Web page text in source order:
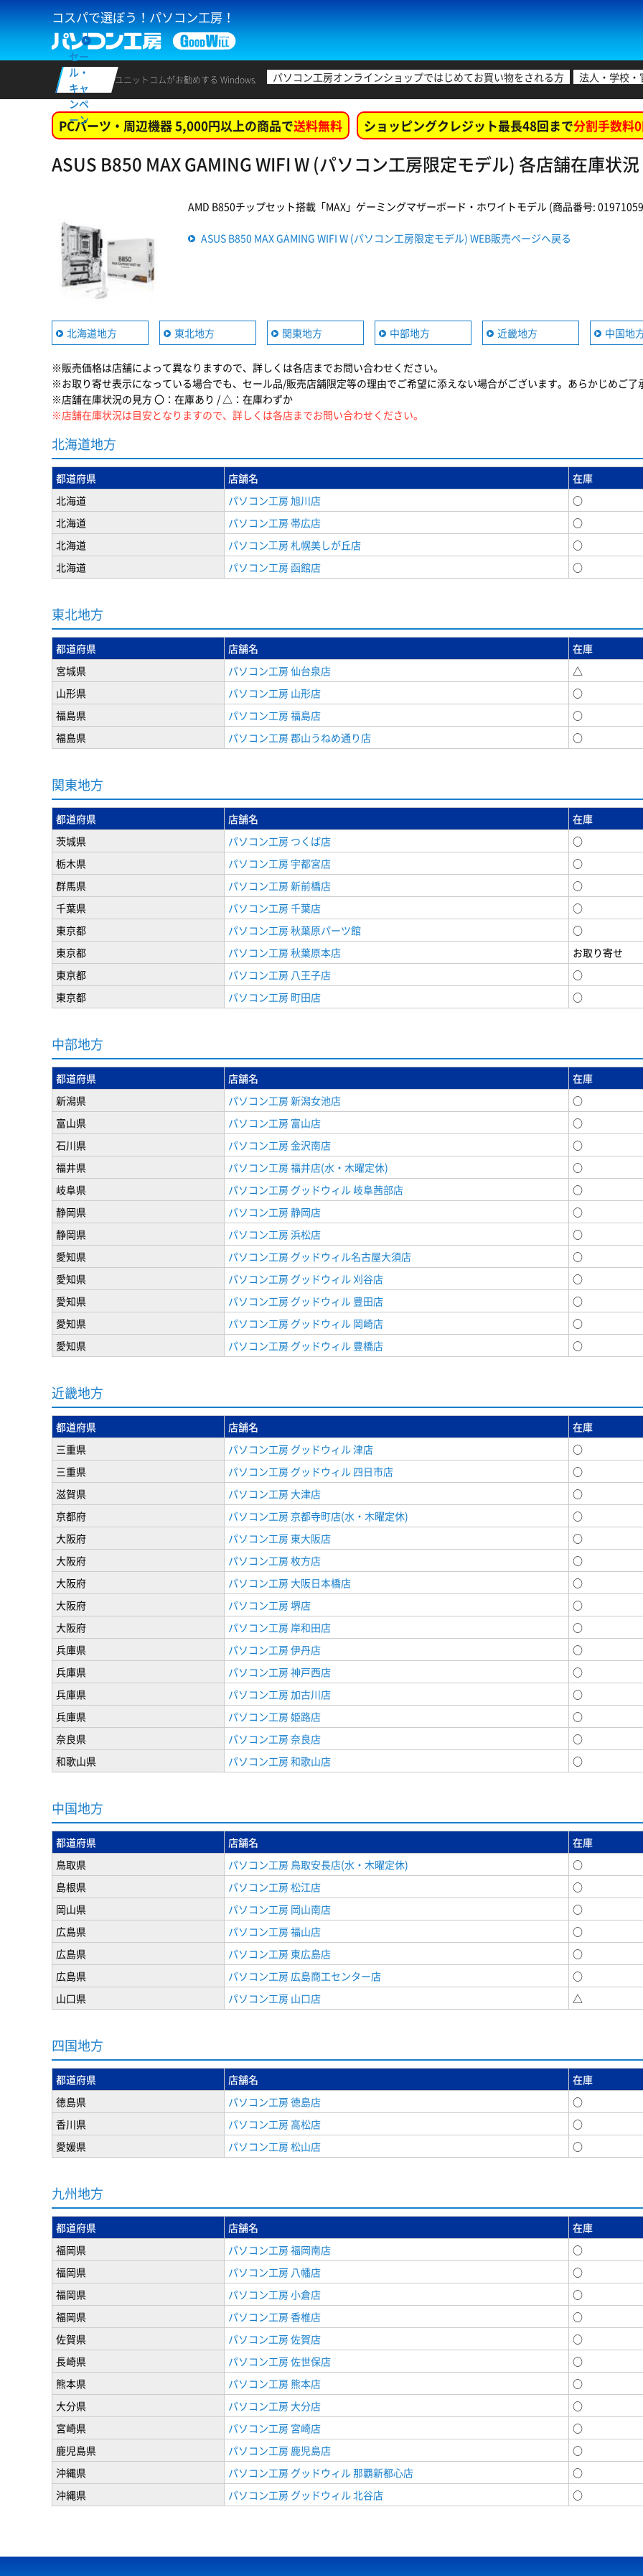
コスパで選ぼう！パソコン工房！
セー
ル・
キャ
ンペ
ーン
ユニットコムがお勧めする Windows. パソコン工房オンラインショップではじめてお買い物をされる方 法人・学校
PCパーツ・周辺機器 5,000円以上の商品で送料無料 ショッピングクレジット最長48回まで分割手数料
ASUS B850 MAX GAMING WIFI W (パソコン工房限定モデル) 各店舗在庫状況
AMD B850チップセット搭載「MAX」ゲーミングマザーボード・ホワイトモデル (商品番号:
ASUS B850 MAX GAMING WIFI W (パソコン工房限定モデル) WEB販売ページへ戻る
北海道地方 東北地方 関東地方 中部地方 近畿地方 中国地
※販売価格は店舗によって異なりますので、詳しくは各店までお問い合わせください。
※お取り寄せ表示になっている場合でも、セール品/販売店舗限定等の理由でご希望に添えない場合がございます。あらかじめご了
※店舗在庫状況の見方 〇：在庫あり / △：在庫わずか
※店舗在庫状況は目安となりますので、詳しくは各店までお問い合わせください。
北海道地方
都道府県 店舗名
在庫
北海道
パソコン工房 旭川店
○
北海道
パソコン工房 帯広店
○
北海道
パソコン⼯房 札幌美しが丘店
○
北海道
パソコン工房 函館店 ○
東北地方
都道府県 店舗名
在庫
宮城県
パソコン工房 仙台泉店
△
山形県
パソコン工房 山形店
○
福島県
パソコン工房 福島店
○
福島県
パソコン工房 郡山うねめ通り店 ○
関東地方
都道府県 店舗名
在庫
茨城県
パソコン工房 つくば店
○
栃木県
パソコン工房 宇都宮店
○
群馬県
パソコン工房 新前橋店
○
千葉県
パソコン工房 千葉店
○
東京都
パソコン工房 秋葉原パーツ館
○
東京都
パソコン工房 秋葉原本店
お取り寄せ
東京都
パソコン工房 八王子店
○
東京都
パソコン工房 町田店 ○
中部地方
都道府県 店舗名
在庫
新潟県
パソコン工房 新潟女池店
○
富山県
パソコン工房 富山店
○
石川県
パソコン工房 金沢南店
○
福井県
パソコン工房 福井店(水・木曜定休)
○
岐阜県
パソコン工房 グッドウィル 岐阜茜部店
○
静岡県
パソコン工房 静岡店
○
静岡県
パソコン工房 浜松店
○
愛知県
パソコン工房 グッドウィル名古屋大須店
○
愛知県
パソコン工房 グッドウィル 刈谷店
○
愛知県
パソコン工房 グッドウィル 豊田店
○
愛知県
パソコン工房 グッドウィル 岡崎店
○
愛知県
パソコン工房 グッドウィル 豊橋店 ○
近畿地方
都道府県 店舗名
在庫
三重県
パソコン工房 グッドウィル 津店
○
三重県
パソコン工房 グッドウィル 四日市店
○
滋賀県
パソコン工房 大津店
○
京都府
パソコン工房 京都寺町店(水・木曜定休)
○
大阪府
パソコン工房 東大阪店
○
大阪府
パソコン工房 枚方店
○
大阪府
パソコン工房 大阪日本橋店
○
大阪府
パソコン工房 堺店
○
大阪府
パソコン工房 岸和田店
○
兵庫県
パソコン工房 伊丹店
○
兵庫県
パソコン工房 神戸西店
○
兵庫県
パソコン工房 加古川店
○
兵庫県
パソコン工房 姫路店
○
奈良県
パソコン工房 奈良店
○
和歌山県
パソコン工房 和歌山店 ○
中国地方
都道府県 店舗名
在庫
鳥取県
パソコン工房 鳥取安長店(水・木曜定休)
○
島根県
パソコン工房 松江店
○
岡山県
パソコン工房 岡山南店
○
広島県
パソコン工房 福山店
○
広島県
パソコン工房 東広島店
○
広島県
パソコン工房 広島商工センター店
○
山口県
パソコン工房 山口店 △
四国地方
都道府県 店舗名
在庫
徳島県
パソコン工房 徳島店
○
香川県
パソコン工房 高松店
○
愛媛県
パソコン工房 松山店 ○
九州地方
都道府県 店舗名
在庫
福岡県
パソコン工房 福岡南店
○
福岡県
パソコン工房 八幡店
○
福岡県
パソコン工房 小倉店
○
福岡県
パソコン工房 香椎店
○
佐賀県
パソコン工房 佐賀店
○
長崎県
パソコン工房 佐世保店
○
熊本県
パソコン工房 熊本店
○
大分県
パソコン工房 大分店
○
宮崎県
パソコン工房 宮崎店
○
鹿児島県
パソコン工房 鹿児島店
○
沖縄県
パソコン工房 グッドウィル 那覇新都心店
○
沖縄県
パソコン工房 グッドウィル 北谷店 ○